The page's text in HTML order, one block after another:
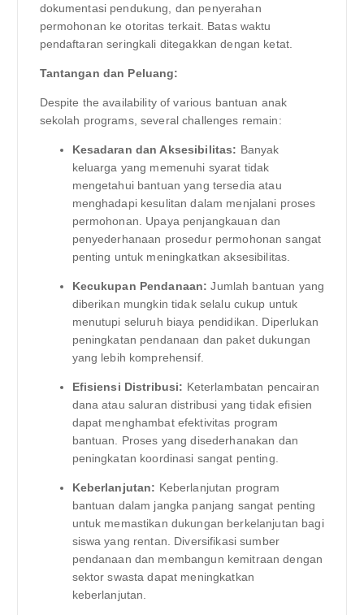
dokumentasi pendukung, dan penyerahan
permohonan ke otoritas terkait. Batas waktu
pendaftaran seringkali ditegakkan dengan ketat.
Tantangan dan Peluang:
Despite the availability of various bantuan anak
sekolah programs, several challenges remain:
Kesadaran dan Aksesibilitas: Banyak
keluarga yang memenuhi syarat tidak
mengetahui bantuan yang tersedia atau
menghadapi kesulitan dalam menjalani proses
permohonan. Upaya penjangkauan dan
penyederhanaan prosedur permohonan sangat
penting untuk meningkatkan aksesibilitas.
Kecukupan Pendanaan: Jumlah bantuan yang
diberikan mungkin tidak selalu cukup untuk
menutupi seluruh biaya pendidikan. Diperlukan
peningkatan pendanaan dan paket dukungan
yang lebih komprehensif.
Efisiensi Distribusi: Keterlambatan pencairan
dana atau saluran distribusi yang tidak efisien
dapat menghambat efektivitas program
bantuan. Proses yang disederhanakan dan
peningkatan koordinasi sangat penting.
Keberlanjutan: Keberlanjutan program
bantuan dalam jangka panjang sangat penting
untuk memastikan dukungan berkelanjutan bagi
siswa yang rentan. Diversifikasi sumber
pendanaan dan membangun kemitraan dengan
sektor swasta dapat meningkatkan
keberlanjutan.